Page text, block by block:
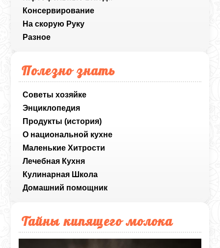
Консервирование
На скорую Руку
Разное
Полезно знать
Советы хозяйке
Энциклопедия
Продукты (история)
О национальной кухне
Маленькие Хитрости
Лечебная Кухня
Кулинарная Школа
Домашний помощник
Тайны кипящего молока